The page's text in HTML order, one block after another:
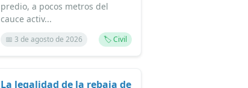
predio, a pocos metros del
cauce activ...
📅 3 de agosto de 2026 🏷️ Civil
La legalidad de la rebaja de